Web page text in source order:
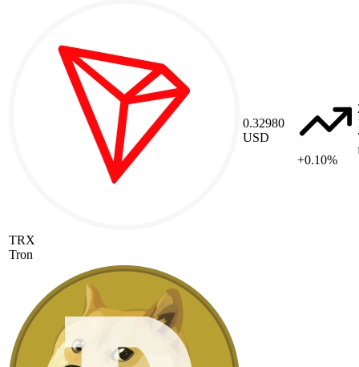
TRX
Tron
0.32980
USD
+0.10%